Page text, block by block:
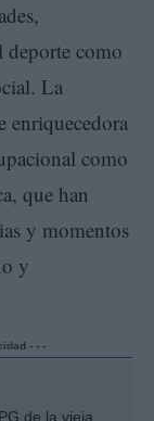
deporte como
La
enriquecedora
como
que han
y momentos
y
- - -
de la vieja